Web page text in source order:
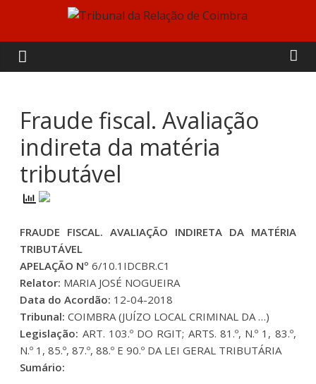
content
Tribunal
da
Relação
de
Coimbra
Fraude fiscal. Avaliação
indireta da matéria
tributável
FRAUDE FISCAL. AVALIAÇÃO INDIRETA DA MATÉRIA
TRIBUTÁVEL
APELAÇÃO Nº6/10.1IDCBR.C1
Relator: MARIA JOSÉ NOGUEIRA
Data do Acordão: 12-04-2018
Tribunal:COIMBRA (JUÍZO LOCAL CRIMINAL DA …)
Legislação: ART. 103.º DO RGIT; ARTS. 81.º, N.º 1, 83.º,
N.º 1, 85.º, 87.º, 88.º E 90.º DA LEI GERAL TRIBUTÁRIA
Sumário: